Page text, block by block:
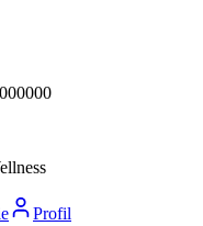
Profil